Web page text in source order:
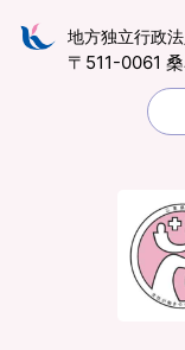
地方独立行政法
〒511-0061